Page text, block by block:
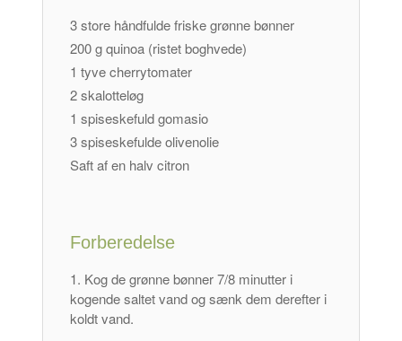
3 store håndfulde friske grønne bønner
200 g quinoa (ristet boghvede)
1 tyve cherrytomater
2 skalotteløg
1 spiseskefuld gomasio
3 spiseskefulde olivenolie
Saft af en halv citron
Forberedelse
Kog de grønne bønner 7/8 minutter i
kogende saltet vand og sænk dem derefter i
koldt vand.